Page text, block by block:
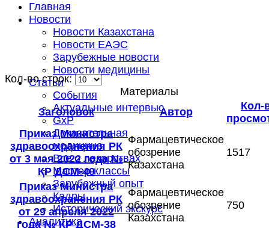
Главная
Новости
Новости Казахстана
Новости ЕАЭС
Зарубежные новости
Новости медицины
Статьи
События
Актуальные интервью
GxP
Доказательная
медицина
Все о лекарствах
Мастер-классы
Зарубежный опыт
Кадры
Исторический экскурс
Аналитика
Кол-во строк:
Материалы
Заголовок
Автор
Кол-
Приказ Министра
здравоохранения РК
от 3 мая 2022 года №
ҚР ДСМ-40
Фармацевтическое
обозрение
Казахстана
1517
Приказ Министра
здравоохранения РК
от 29 апреля 2022
года № ҚР ДСМ-38
Фармацевтическое
обозрение
Казахстана
750